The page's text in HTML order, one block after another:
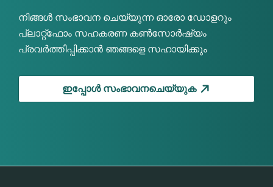
നിങ്ങൾ സംഭാവന ചെയ്യുന്ന ഓരോ ഡോളറും
പ്ലാറ്റ്ഫോം സഹകരണ കൺസോർഷ്യം
പ്രവർത്തിപ്പിക്കാൻ ഞങ്ങളെ സഹായിക്കും
ഇപ്പോൾ സംഭാവനചെയ്യുക